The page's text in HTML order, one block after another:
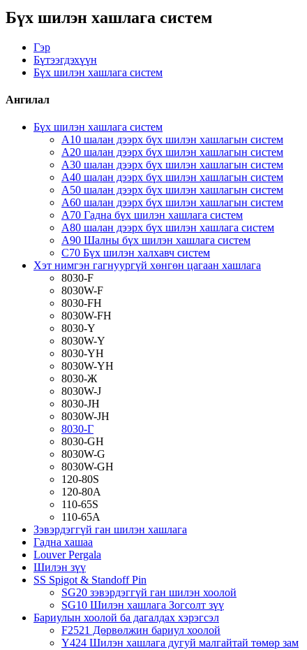
Бүх шилэн хашлага систем
Гэр
Бүтээгдэхүүн
Бүх шилэн хашлага систем
Ангилал
Бүх шилэн хашлага систем
A10 шалан дээрх бүх шилэн хашлагын систем
A20 шалан дээрх бүх шилэн хашлагын систем
A30 шалан дээрх бүх шилэн хашлагын систем
A40 шалан дээрх бүх шилэн хашлагын систем
A50 шалан дээрх бүх шилэн хашлагын систем
A60 шалан дээрх бүх шилэн хашлагын систем
A70 Гадна бүх шилэн хашлага систем
A80 шалан дээрх бүх шилэн хашлага систем
A90 Шалны бүх шилэн хашлага систем
C70 Бүх шилэн халхавч систем
Хэт нимгэн гагнуургүй хөнгөн цагаан хашлага
8030-F
8030W-F
8030-FH
8030W-FH
8030-Y
8030W-Y
8030-YH
8030W-YH
8030-Ж
8030W-J
8030-JH
8030W-JH
8030-Г
8030-GH
8030W-G
8030W-GH
120-80S
120-80А
110-65S
110-65А
Зэвэрдэггүй ган шилэн хашлага
Гадна хашаа
Louver Pergala
Шилэн зүү
SS Spigot & Standoff Pin
SG20 зэвэрдэггүй ган шилэн хоолой
SG10 Шилэн хашлага Зогсолт зүү
Бариулын хоолой ба дагалдах хэрэгсэл
F2521 Дөрвөлжин бариул хоолой
Y424 Шилэн хашлага дугуй малгайтай төмөр зам